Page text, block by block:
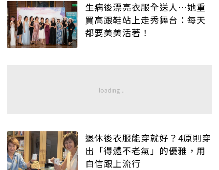
生病後漂亮衣服全送人…她重
買高跟鞋站上走秀舞台：每天
都要美美活著！
退休後衣服能穿就好？4原則穿
出「得體不老氣」的優雅，用
自信跟上流行